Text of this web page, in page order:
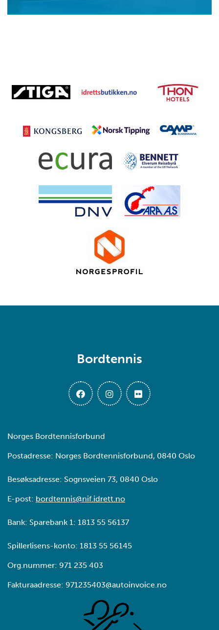
Bordtennis
Norges Bordtennisforbund
Postadresse: Norges Bordtennisforbund, 0840 Oslo
Besøksadresse: Sognsveien 73, 0840 Oslo
E-post: bordtennis@nif.idrett.no
Bank: Sparebank 1: 1813 55 56137
Spillerlisens-konto: 1813 55 56145
Org.nummer: 971 235 403
Fakturaadresse: 971235403@autoinvoice.no